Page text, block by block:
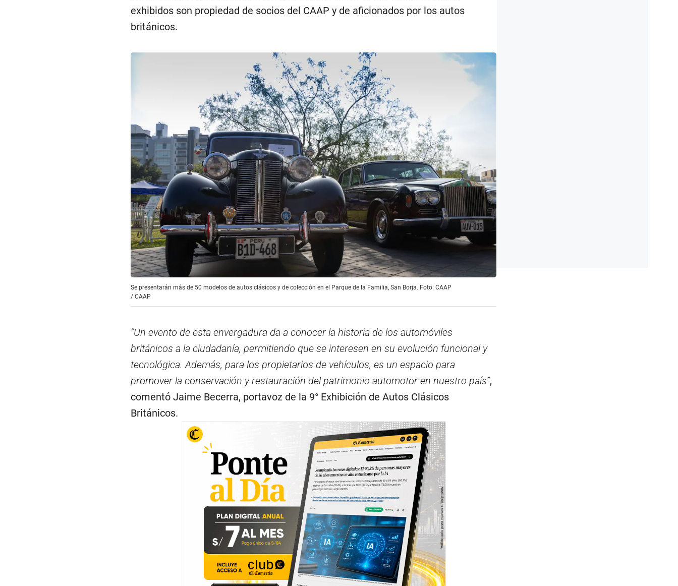
exhibidos son propiedad de socios del CAAP y de aficionados por los autos
británicos.
Se presentarán más de 50 modelos de autos clásicos y de colección en el Parque de la Familia, San Borja. Foto: CAAP
/ CAAP
“Un evento de esta envergadura da a conocer la historia de los automóviles
británicos a la ciudadanía, permitiendo que se interesen en su evolución funcional y
tecnológica. Además, para los propietarios de vehículos, es un espacio para
promover la conservación y restauración del patrimonio automotor en nuestro país”,
comentó Jaime Becerra, portavoz de la 9° Exhibición de Autos Clásicos
Británicos.